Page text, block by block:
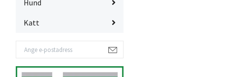
Hund
Katt